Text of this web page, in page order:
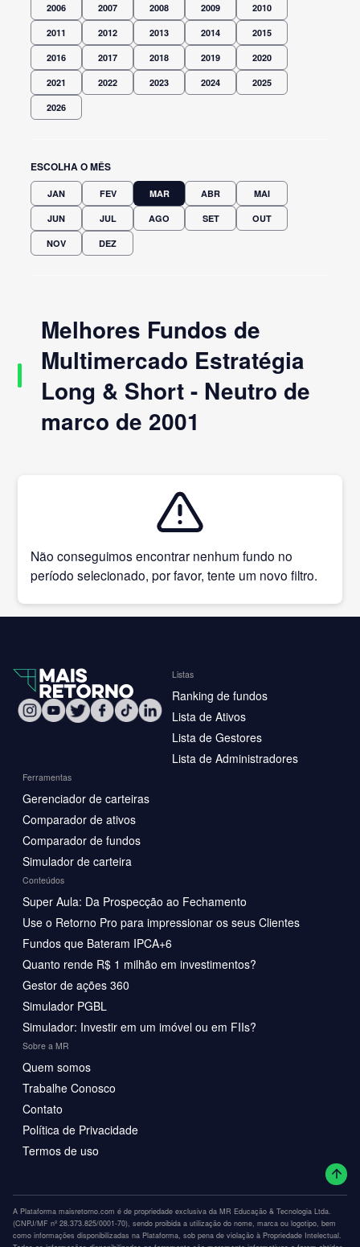
2006 2007 2008 2009 2010
2011 2012 2013 2014 2015
2016 2017 2018 2019 2020
2021 2022 2023 2024 2025
2026
ESCOLHA O MÊS
JAN FEV MAR ABR MAI
JUN JUL AGO SET OUT
NOV DEZ
Melhores Fundos de
Multimercado Estratégia
Long & Short - Neutro de
marco de 2001
Não conseguimos encontrar nenhum fundo no
período selecionado, por favor, tente um novo filtro.
Listas
Ranking de fundos
Lista de Ativos
Lista de Gestores
Lista de Administradores
Ferramentas
Gerenciador de carteiras
Comparador de ativos
Comparador de fundos
Simulador de carteira
Conteúdos
Super Aula: Da Prospecção ao Fechamento
Use o Retorno Pro para impressionar os seus Clientes
Fundos que Bateram IPCA+6
Quanto rende R$ 1 milhão em investimentos?
Gestor de ações 360
Simulador PGBL
Simulador: Investir em um imóvel ou em FIIs?
Sobre a MR
Quem somos
Trabalhe Conosco
Contato
Política de Privacidade
Termos de uso
A Plataforma maisretorno.com é de propriedade exclusiva da MR Educação & Tecnologia Ltda.
(CNPJ/MF nº 28.373.825/0001-70), sendo proibida a utilização do nome, marca ou logotipo, bem
como informações disponibilizadas na Plataforma, sob pena de violação à Propriedade Intelectual.